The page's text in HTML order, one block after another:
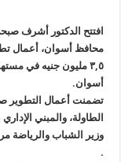
افتتح الدكتور أشرف
محافظ أسوان، أعمال
٣,٥ مليون جنيه في
أسوان.
تضمنت أعمال التطوير
الطاولة، والمبني
وزير الشباب والرياضة
.